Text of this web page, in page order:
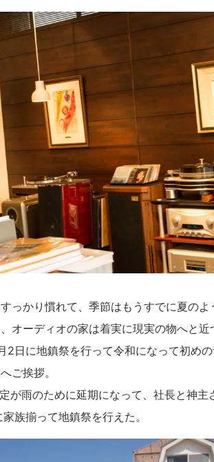
っかり慣れて、季節はもうすでに夏の
オーディオの家は着実に現実の物へと近
2日に地鎮祭を行って令和になって初め
ご挨拶。
が雨のために延期になって、社長と神主
族揃って地鎮祭を行えた。